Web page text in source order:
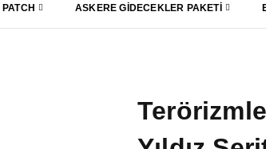
ASKERE GIDECEKLER PAKETI